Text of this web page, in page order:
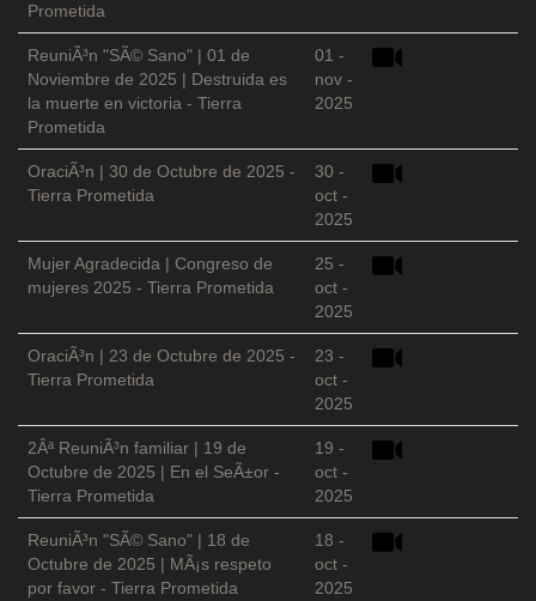
Prometida
ReuniÃ³n "SÃ© Sano" | 01 de
Noviembre de 2025 | Destruida es
la muerte en victoria - Tierra
Prometida
01 -
nov -
2025
OraciÃ³n | 30 de Octubre de 2025 -
Tierra Prometida
30 -
oct -
2025
Mujer Agradecida | Congreso de
mujeres 2025 - Tierra Prometida
25 -
oct -
2025
OraciÃ³n | 23 de Octubre de 2025 -
Tierra Prometida
23 -
oct -
2025
2Âª ReuniÃ³n familiar | 19 de
Octubre de 2025 | En el SeÃ±or -
Tierra Prometida
19 -
oct -
2025
ReuniÃ³n "SÃ© Sano" | 18 de
Octubre de 2025 | MÃ¡s respeto
por favor - Tierra Prometida
18 -
oct -
2025